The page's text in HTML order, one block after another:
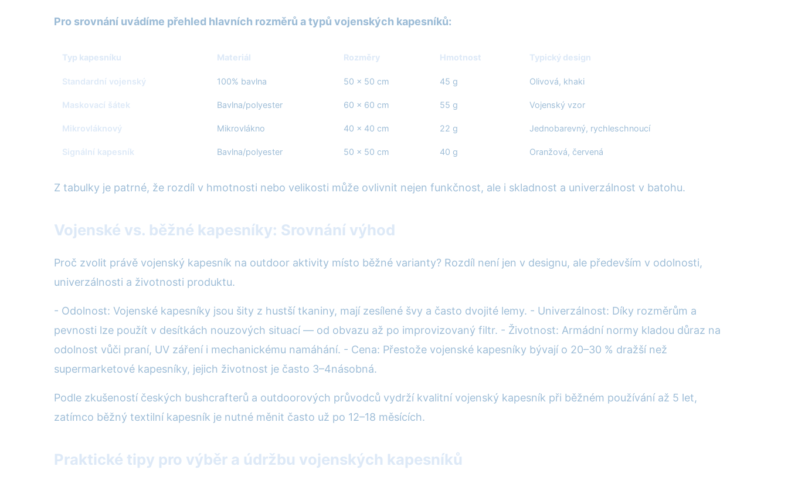
Pro srovnání uvádíme přehled hlavních rozměrů a typů vojenských kapesníků:
Typ kapesníku Materiál Rozměry Hmotnost Typický design
Standardní vojenský 100% bavlna 50 × 50 cm 45 g Olivová, khaki
Maskovací šátek Bavlna/polyester 60 × 60 cm 55 g Vojenský vzor
Mikrovláknový Mikrovlákno 40 × 40 cm 22 g Jednobarevný, rychleschnoucí
Signální kapesník Bavlna/polyester 50 × 50 cm 40 g Oranžová, červená
Z tabulky je patrné, že rozdíl v hmotnosti nebo velikosti může ovlivnit nejen funkčnost, ale i skladnost a univerzálnost v batohu.
Vojenské vs. běžné kapesníky: Srovnání výhod
Proč zvolit právě vojenský kapesník na outdoor aktivity místo běžné varianty? Rozdíl není jen v designu, ale především v odolnosti,
univerzálnosti a životnosti produktu.
- Odolnost: Vojenské kapesníky jsou šity z hustší tkaniny, mají zesílené švy a často dvojité lemy. - Univerzálnost: Díky rozměrům a
pevnosti lze použít v desítkách nouzových situací — od obvazu až po improvizovaný filtr. - Životnost: Armádní normy kladou důraz na
odolnost vůči praní, UV záření i mechanickému namáhání. - Cena: Přestože vojenské kapesníky bývají o 20–30 % dražší než
supermarketové kapesníky, jejich životnost je často 3–4násobná.
Podle zkušeností českých bushcrafterů a outdoorových průvodců vydrží kvalitní vojenský kapesník při běžném používání až 5 let,
zatímco běžný textilní kapesník je nutné měnit často už po 12–18 měsících.
Praktické tipy pro výběr a údržbu vojenských kapesníků